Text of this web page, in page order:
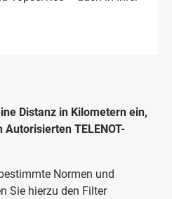
Distanz in Kilometern ein,
TELENOT-
Normen und
Sie hierzu den Filter